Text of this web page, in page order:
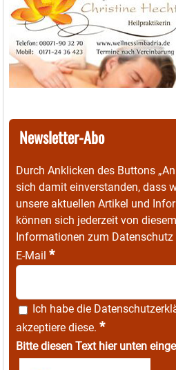
Newsletter-Abo
Durch Anklicken des Buttons
sich damit einverstanden, dass
unsere aktuellen Artikel und
können sich jederzeit von
Informationen zum
E-Mail *
Ich habe die
akzeptiere diese. *
Bitte diesen Text hier unten